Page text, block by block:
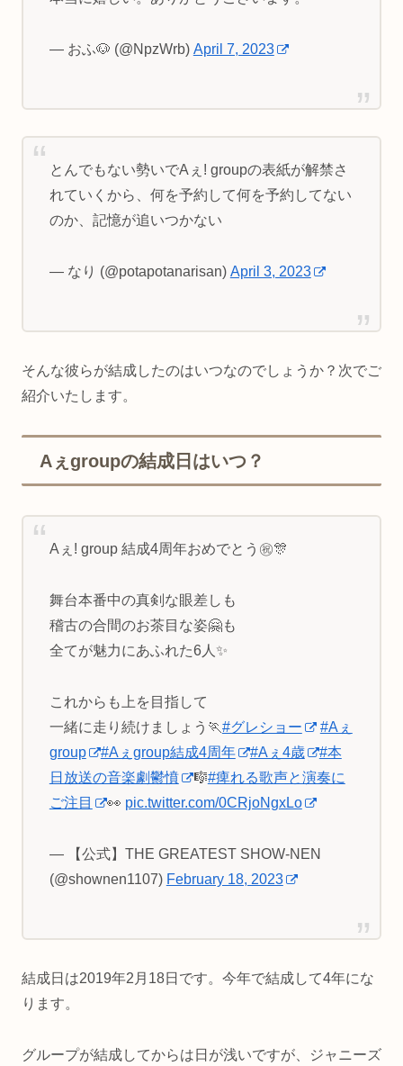
— おふ🐶 (@NpzWrb) April 7, 2023
とんでもない勢いでAぇ! groupの表紙が解禁さ
れていくから、何を予約して何を予約してない
のか、記憶が追いつかない
— なり (@potapotanarisan) April 3, 2023
そんな彼らが結成したのはいつなのでしょうか？次でご
紹介いたします。
Aぇgroupの結成日はいつ？
Aぇ! group 結成4周年おめでとう㊗️🎊
舞台本番中の真剣な眼差しも
稽古の合間のお茶目な姿🤗も
全てが魅力にあふれた6人✨
これからも上を目指して
一緒に走り続けましょう🏃#グレショー
#Aぇ
group
#Aぇgroup結成4周年 #Aぇ4歳
#本
日放送の音楽劇鬱憤
🎼#痺れる歌声と演奏に
ご注目
👀 pic.twitter.com/0CRjoNgxLo
— 【公式】THE GREATEST SHOW-NEN
(@shownen1107) February 18, 2023
結成日は2019年2月18日です。今年で結成して4年にな
ります。
グループが結成してからは日が浅いですが、ジャニーズ